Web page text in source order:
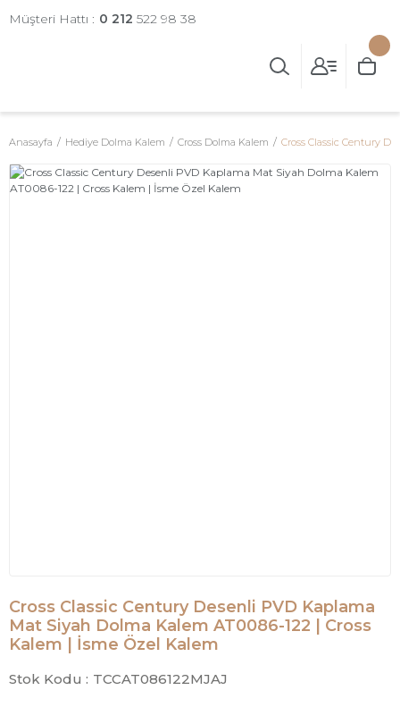
Müşteri Hattı : 0 212 522 98 38
Anasayfa Hediye Dolma Kalem Cross Dolma Kalem Cross Classic Century
Cross Classic Century Desenli PVD Kaplama
Mat Siyah Dolma Kalem AT0086-122 | Cross
Kalem | İsme Özel Kalem
Stok Kodu : TCCAT086122MJAJ